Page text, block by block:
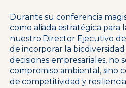
Durante su conferencia
como aliada estratégica para
nuestro Director Ejecutivo
de incorporar la
decisiones empresariales, no
compromiso ambiental, sino
de competitividad y